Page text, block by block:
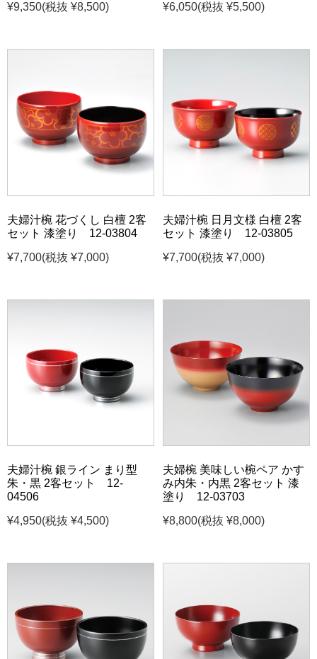
¥9,350(税抜 ¥8,500)
¥6,050(税抜 ¥5,500)
夫婦汁椀 花づくし 白檀 2客
セット 漆塗り 12-03804
¥7,700(税抜 ¥7,000)
夫婦汁椀 日月文様 白檀 2客
セット 漆塗り 12-03805
¥7,700(税抜 ¥7,000)
夫婦汁椀 銀ライン まり型
朱・黒 2客セット 12-
04506
¥4,950(税抜 ¥4,500)
夫婦椀 美味しい椀ペア かす
み内朱・内黒 2客セット 漆
塗り 12-03703
¥8,800(税抜 ¥8,000)